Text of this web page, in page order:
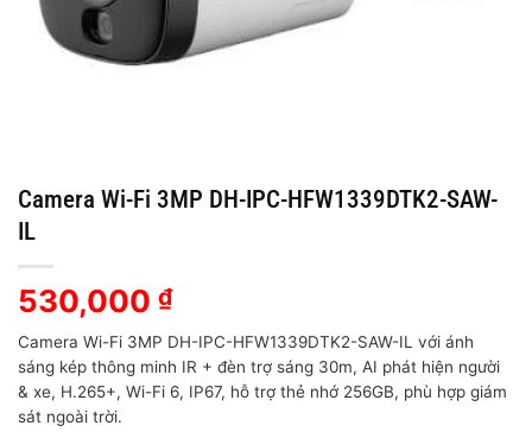
Camera Wi-Fi 3MP DH-IPC-HFW1339DTK2-SAW-
IL
530,000 ₫
Camera Wi-Fi 3MP DH-IPC-HFW1339DTK2-SAW-IL với ánh
sáng kép thông minh IR + đèn trợ sáng 30m, AI phát hiện người
& xe, H.265+, Wi-Fi 6, IP67, hỗ trợ thẻ nhớ 256GB, phù hợp giám
sát ngoài trời.